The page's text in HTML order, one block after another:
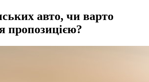
авто, чи варто
пропозицією?